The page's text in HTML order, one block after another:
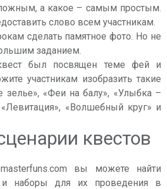
а какое – самым простым.
слово всем участникам.
сделать памятное фото. Но не
заданием.
был посвящен теме фей и
участникам изобразить такие
зелье», «Феи на балу», «Улыбка –
«Левитация», «Волшебный круг» и
квестов
вы можете найти
и наборы для их проведения в